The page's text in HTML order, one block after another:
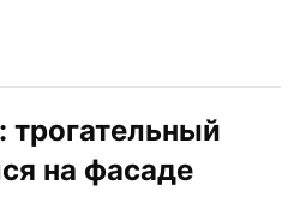
трогательный
на фасаде